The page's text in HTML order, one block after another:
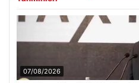
07/08/2026